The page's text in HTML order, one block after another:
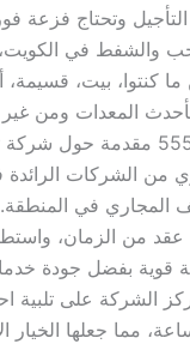
وتحتاج فزعة
والشفط في
كنتوا، بيت، قسيمة،
المعدات ومن
اتصل الان : 55538166 مقدمة
من الشركات
المجاري في
عقد من الزمان،
قوية بفضل جودة
الشركة على تلبية
مما جعلها الخيار